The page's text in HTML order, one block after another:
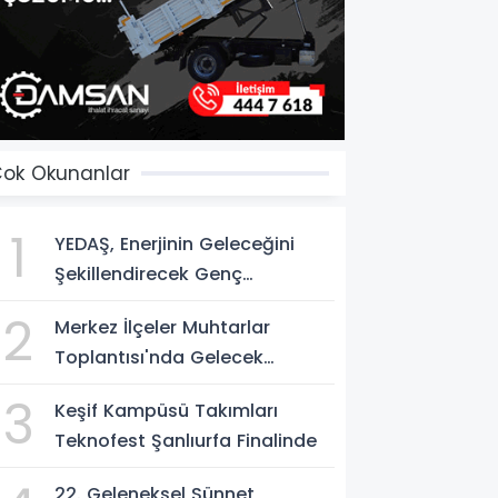
Okunanlar
1
YEDAŞ, Enerjinin Geleceğini
Şekillendirecek Genç
2
Merkez İlçeler Muhtarlar
Toplantısı'nda Gelecek
3
Keşif Kampüsü Takımları
Teknofest Şanlıurfa Finalinde